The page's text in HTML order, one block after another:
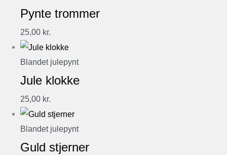
Pynte trommer
25,00 kr.
Blandet julepynt
Jule klokke
25,00 kr.
Blandet julepynt
Guld stjerner